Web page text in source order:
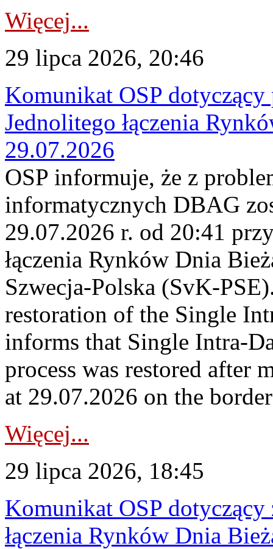
Więcej...
29 lipca 2026, 20:46
Komunikat OSP
Jednolitego łączenia
29.07.2026
OSP informuje, że z
informatycznych DBAG
29.07.2026 r. od 20:41
łączenia Rynków Dnia
Szwecja-Polska (SvK-
restoration of the Single
informs that Single Intra-
process was restored after
at 29.07.2026 on the
Więcej...
29 lipca 2026, 18:45
Komunikat OSP dotyczący
łączenia Rynków Dnia